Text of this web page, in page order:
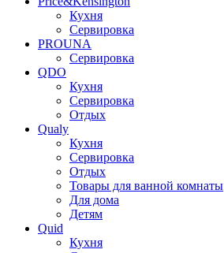
Кухня
Сервировка
PROUNA
Сервировка
QDO
Кухня
Сервировка
Отдых
Qualy
Кухня
Сервировка
Отдых
Товары для ванной комнаты
Для дома
Детям
Quid
Кухня